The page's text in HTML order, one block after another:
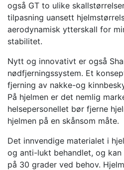
også GT to ulike
tilpasning uansett
aerodynamisk ytterskall for
stabilitet.
Nytt og innovativt er også
nødfjerningssystem. Et
fjerning av nakke-og
På hjelmen er det nemlig
helsepersonellet bør fjerne
hjelmen på en skånsom måte.
Det innvendige materialet i
og anti-lukt behandlet, og
på 30 grader ved behov.